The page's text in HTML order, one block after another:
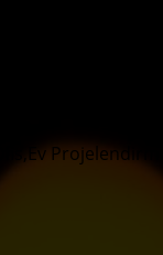
Projelendirme